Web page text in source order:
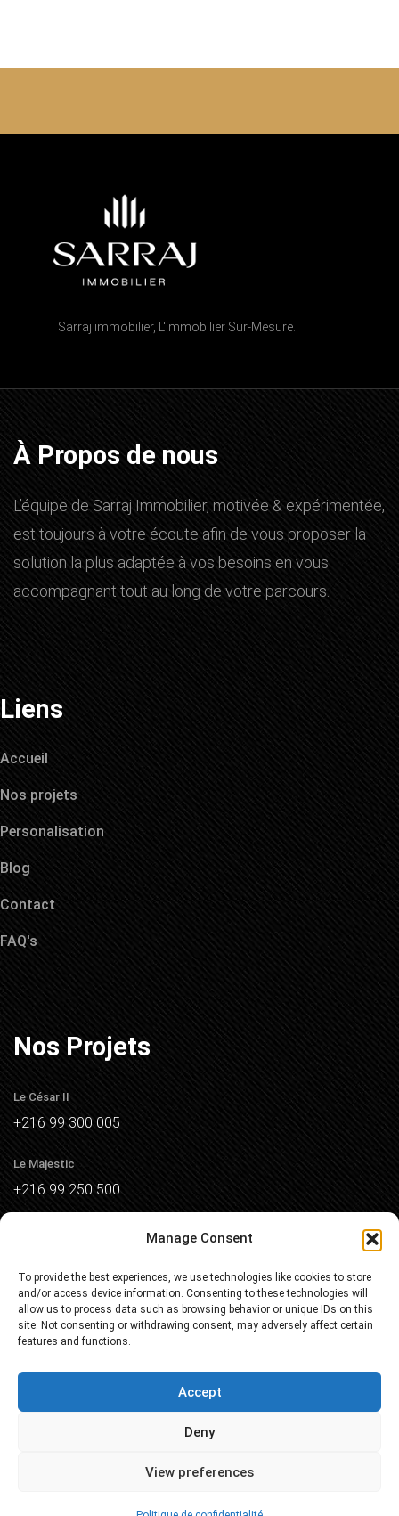
Manage Consent
To provide the best experiences, we use technologies like cookies to store
and/or access device information. Consenting to these technologies will
allow us to process data such as browsing behavior or unique IDs on this
site. Not consenting or withdrawing consent, may adversely affect certain
features and functions.
Accept
Deny
View preferences
Sarraj immobilier, L'immobilier Sur-Mesure.
À Propos de nous
L’équipe de Sarraj Immobilier, motivée & expérimentée,
est toujours à votre écoute afin de vous proposer la
solution la plus adaptée à vos besoins en vous
accompagnant tout au long de votre parcours.
Liens
Accueil
Nos projets
Personalisation
Blog
Contact
FAQ's
Nos Projets
Le César II
+216 99 300 005
Le Majestic
+216 99 250 500
Inscrivez-vous à notre newsletter et recevez des
nouvelles dans votre boîte